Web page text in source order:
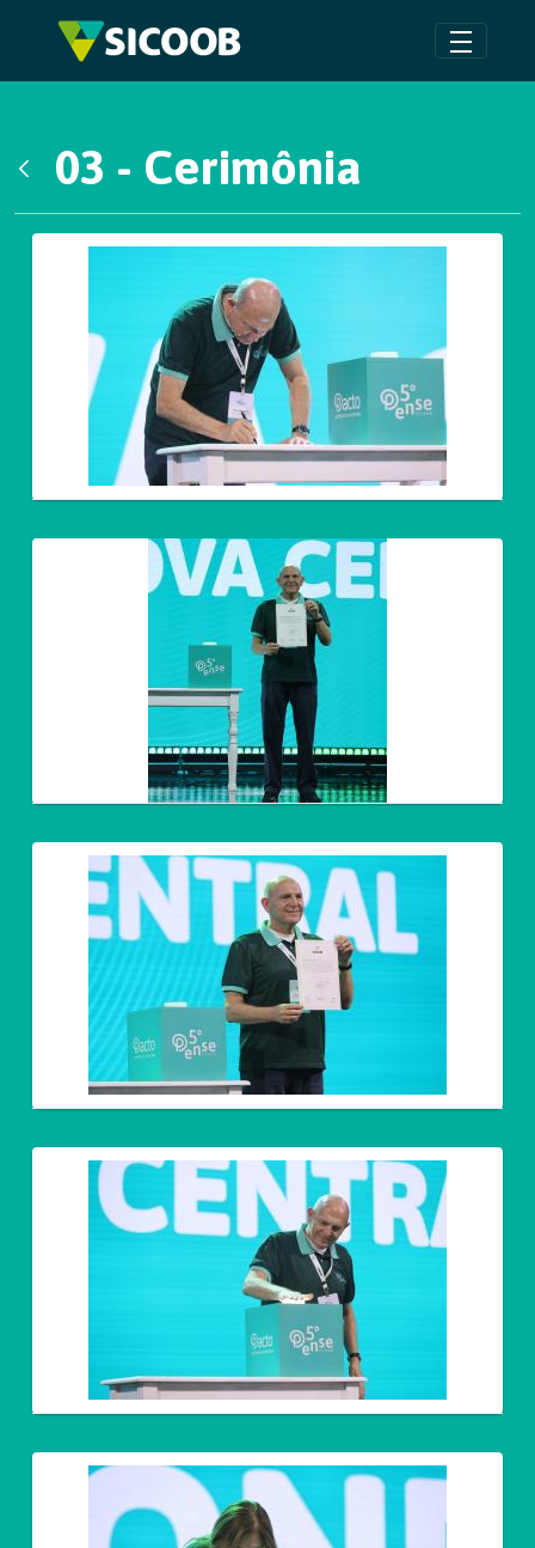
Pular para o Conteúdo principal
03 - Cerimônia
Galeria de Mídias